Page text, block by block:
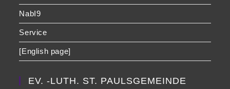
NabI9
Service
[English page]
EV. -LUTH. ST. PAULSGEMEINDE